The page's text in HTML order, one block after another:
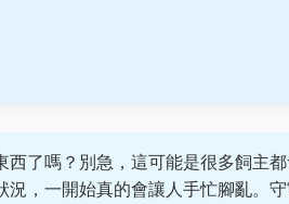
了嗎？別急，這可能是很多飼主
況，一開始真的會讓人手忙腳亂。